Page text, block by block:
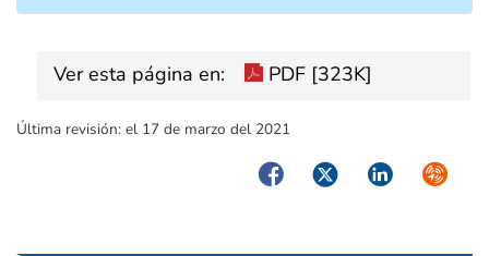
Ver esta página en: PDF [323K]
Última revisión: el 17 de marzo del 2021
FacebookTwitterLinkedIn